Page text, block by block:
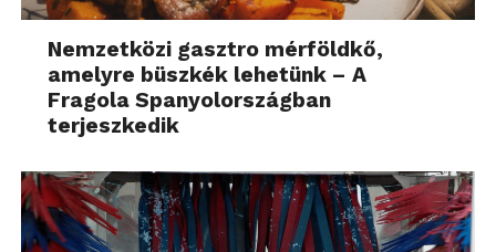
Nemzetközi gasztro mérföldkő,
amelyre büszkék lehetünk – A
Fragola Spanyolországban
terjeszkedik